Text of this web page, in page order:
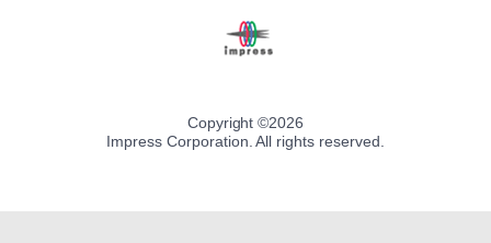
Copyright ©2026
Impress Corporation. All rights reserved.